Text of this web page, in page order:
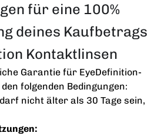
für eine 100%
deines Kaufbetrags
Kontaktlinsen
Garantie für EyeDefinition-
folgenden Bedingungen:
nicht älter als 30 Tage sein,